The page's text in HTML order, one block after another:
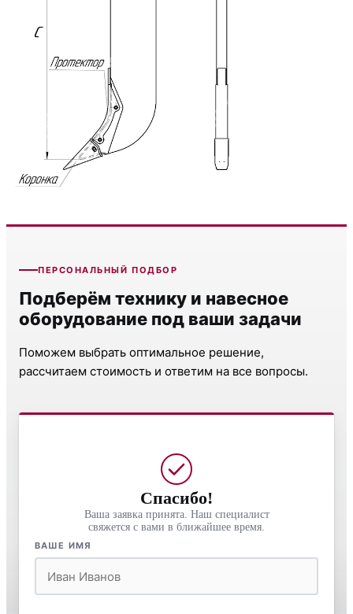
ПЕРСОНАЛЬНЫЙ ПОДБОР
Подберём технику и навесное
оборудование под ваши задачи
Поможем выбрать оптимальное решение,
рассчитаем стоимость и ответим на все вопросы.
Спасибо!
Ваша заявка принята. Наш специалист
свяжется с вами в ближайшее время.
ВАШЕ ИМЯ